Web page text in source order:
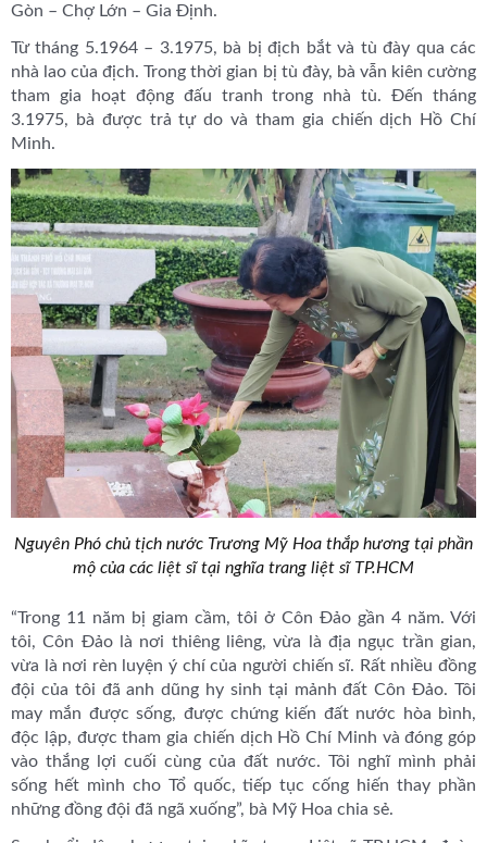
Gòn – Chợ Lớn – Gia Định.
Từ tháng 5.1964 – 3.1975, bà bị địch bắt và tù đày qua các
nhà lao của địch. Trong thời gian bị tù đày, bà vẫn kiên cường
tham gia hoạt động đấu tranh trong nhà tù. Đến tháng
3.1975, bà được trả tự do và tham gia chiến dịch Hồ Chí
Minh.
Nguyên Phó chủ tịch nước Trương Mỹ Hoa thắp hương tại phần
mộ của các liệt sĩ tại nghĩa trang liệt sĩ TP.HCM
“Trong 11 năm bị giam cầm, tôi ở Côn Đảo gần 4 năm. Với
tôi, Côn Đảo là nơi thiêng liêng, vừa là địa ngục trần gian,
vừa là nơi rèn luyện ý chí của người chiến sĩ. Rất nhiều đồng
đội của tôi đã anh dũng hy sinh tại mảnh đất Côn Đảo. Tôi
may mắn được sống, được chứng kiến đất nước hòa bình,
độc lập, được tham gia chiến dịch Hồ Chí Minh và đóng góp
vào thắng lợi cuối cùng của đất nước. Tôi nghĩ mình phải
sống hết mình cho Tổ quốc, tiếp tục cống hiến thay phần
những đồng đội đã ngã xuống”, bà Mỹ Hoa chia sẻ.